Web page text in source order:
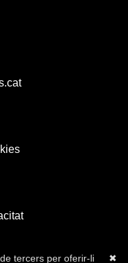
✖
tercers per oferir-li